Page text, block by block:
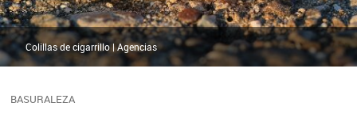
BASURALEZA
Colillas de cigarrillo | Agencias